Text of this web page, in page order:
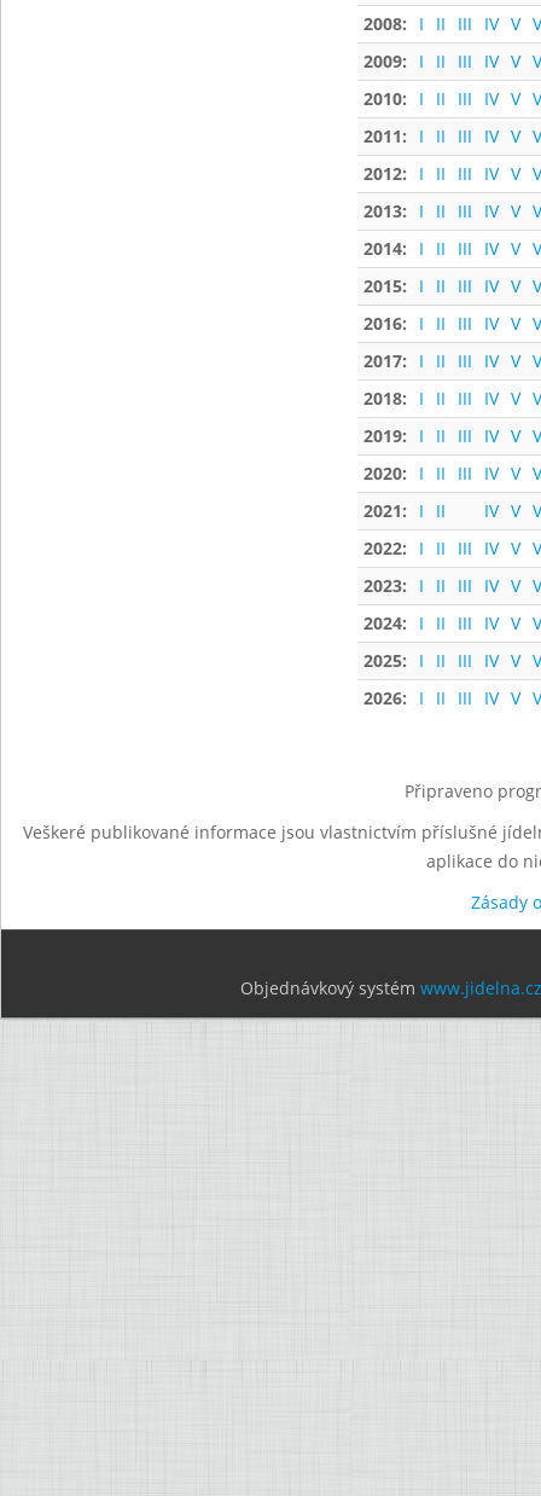
2008:
I II III IV V
2009:
I II III IV V
2010:
I II III IV V
2011:
I II III IV V
2012:
I II III IV V
2013:
I II III IV V
2014:
I II III IV V
2015:
I II III IV V
2016:
I II III IV V
2017:
I II III IV V
2018:
I II III IV V
2019:
I II III IV V
2020:
I II III IV V
2021:
I II IV V
2022:
I II III IV V
2023:
I II III IV V
2024:
I II III IV V
2025:
I II III IV V
2026:
I II III IV V
Připraveno
Veškeré publikované informace jsou vlastnictvím příslušné
aplikace do
Zásady
Objednávkový systém www.jidelna.cz